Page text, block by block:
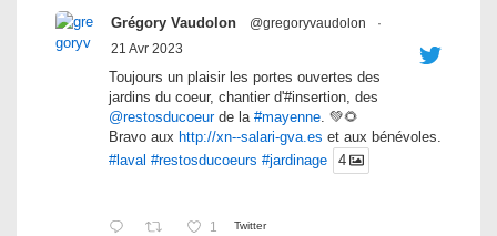
Grégory Vaudolon @gregoryvaudolon
·
21 Avr 2023
Toujours un plaisir les portes ouvertes des
jardins du coeur, chantier d'#insertion, des
@restosducoeurde la #mayenne. 💚🌻
Bravo aux http://xn--salari-gva.es et aux bénévoles.
#laval #restosducoeurs #jardinage 4
1 Twitter